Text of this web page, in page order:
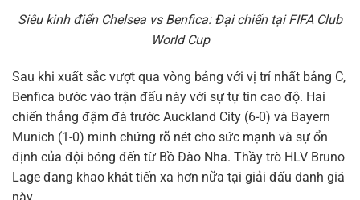
Siêu kinh điển Chelsea vs Benfica: Đại chiến tại FIFA Club
World Cup
Sau khi xuất sắc vượt qua vòng bảng với vị trí nhất bảng C,
Benfica bước vào trận đấu này với sự tự tin cao độ. Hai
chiến thắng đậm đà trước Auckland City (6-0) và Bayern
Munich (1-0) minh chứng rõ nét cho sức mạnh và sự ổn
định của đội bóng đến từ Bồ Đào Nha. Thầy trò HLV Bruno
Lage đang khao khát tiến xa hơn nữa tại giải đấu danh giá